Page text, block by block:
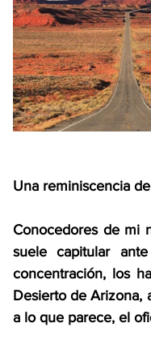
Una reminiscencia
Conocedores de mi
suele capitular
concentración, los
Desierto de Arizona,
a lo que parece, el